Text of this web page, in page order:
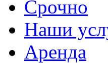
Срочно
Наши
Аренда